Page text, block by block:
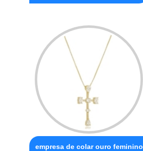
empresa de colar ouro feminino